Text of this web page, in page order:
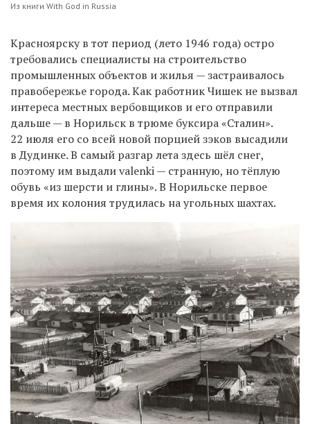
Из книги With God in Russia
Красноярску в тот период (лето 1946 года) остро
требовались специалисты на строительство
промышленных объектов и жилья — застраивалось
правобережье города. Как работник Чишек не вызвал
интереса местных вербовщиков и его отправили
дальше — в Норильск в трюме буксира «Сталин».
22 июля его со всей новой порцией зэков высадили
в Дудинке. В самый разгар лета здесь шёл снег,
поэтому им выдали valenki — странную, но тёплую
обувь «из шерсти и глины». В Норильске первое
время их колония трудилась на угольных шахтах.